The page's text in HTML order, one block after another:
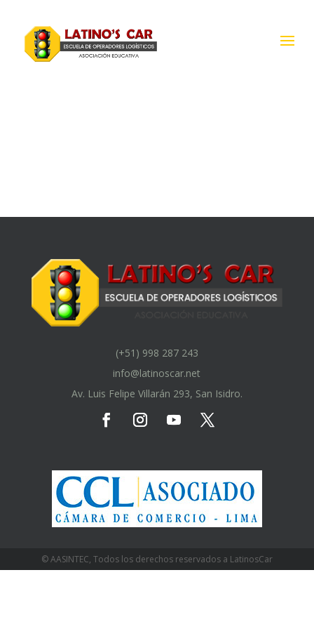
(+51) 998 287 243
info@latinoscar.net
Av. Luis Felipe Villarán 293, San Isidro.
© AASINTEC, Todos los derechos reservados a LatinosCar